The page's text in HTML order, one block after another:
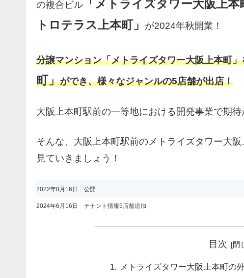
の複合ビル
「メトライズタワー大阪上本
トロテラス上本町」
が2024年秋開業！
分譲マンション「メトライズタワー大阪上本町
町」ができ、様々なジャンルの5店舗が出店！
大阪上本町駅前の一等地における開発事業で期待
そんな、大阪上本町駅前のメトライズタワー大
見ていきましょう！
2022年8月16日 公開
2024年6月16日 テナント情報5店舗追加
目次
メトライズタワー大阪上本町の